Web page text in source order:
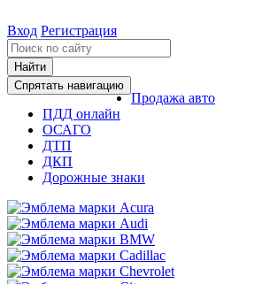
Вход Регистрация
Найти
Спрятать навигацию
Продажа авто
ПДД онлайн
ОСАГО
ДТП
ДКП
Дорожные знаки